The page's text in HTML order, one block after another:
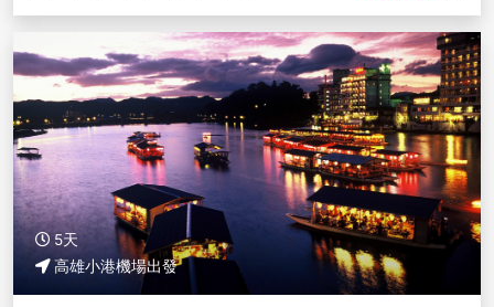
10/09
5天
高雄小港機場出發